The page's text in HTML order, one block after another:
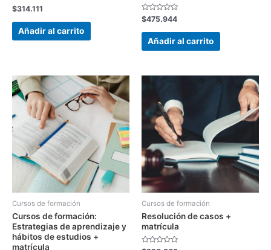
Valorado
con
0
$314.111
Añadir al carrito
Valorado
con
0
$475.944
Añadir al carrito
Cursos de formación
Cursos de formación:
Estrategias de aprendizaje y
hábitos de estudios +
matrícula
Cursos de formación
Resolución de casos +
matrícula